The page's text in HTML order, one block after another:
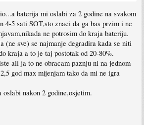
baterija mi oslabi za 2 godine na svakom
4-5 sati SOT,sto znaci da ga bas przim i ne
ne potrosim do kraja bateriju.
(ne sve) se najmanje degradira kada se niti
kraja a to je taj postotak od 20-80%.
ali ja to ne obracam paznju ni na jednom
god max mijenjam tako da mi ne igra
nakon 2 godine,osjetim.